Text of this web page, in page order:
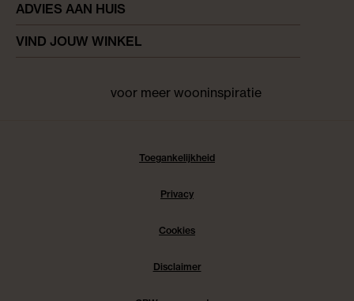
ADVIES AAN HUIS
VIND JOUW WINKEL
voor meer wooninspiratie
Toegankelijkheid
Privacy
Cookies
Disclaimer